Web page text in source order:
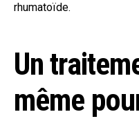
rhumatoïde.
Un
même